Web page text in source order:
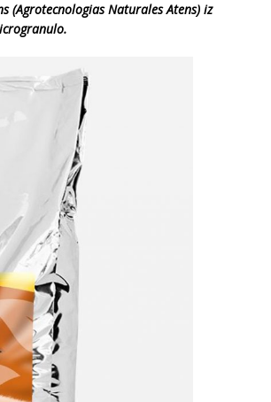
(Agrotecnologias Naturales Atens) iz